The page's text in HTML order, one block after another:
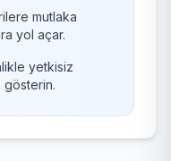
mutlaka
yol açar.
yetkisiz